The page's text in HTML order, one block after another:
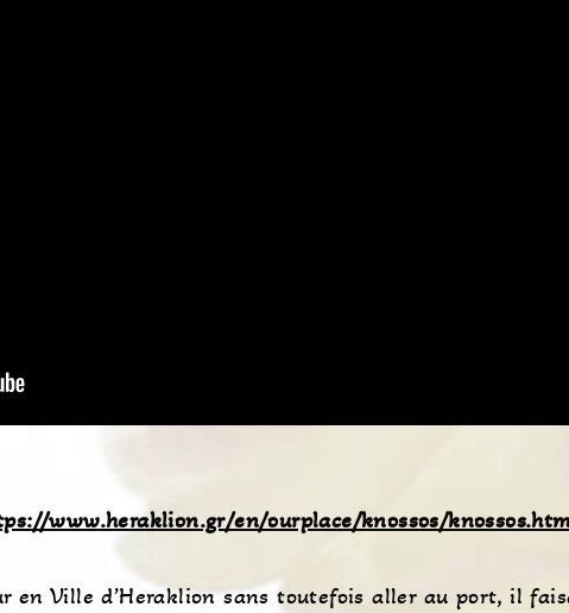
www.heraklion.gr/en/ourplace/knossos/
en Ville d’Heraklion sans toutefois aller au port, il